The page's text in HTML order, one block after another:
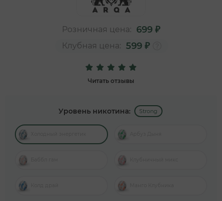
Розничная цена: 699 ₽
Клубная цена: 599 ₽
Читать отзывы
Уровень никотина: Strong